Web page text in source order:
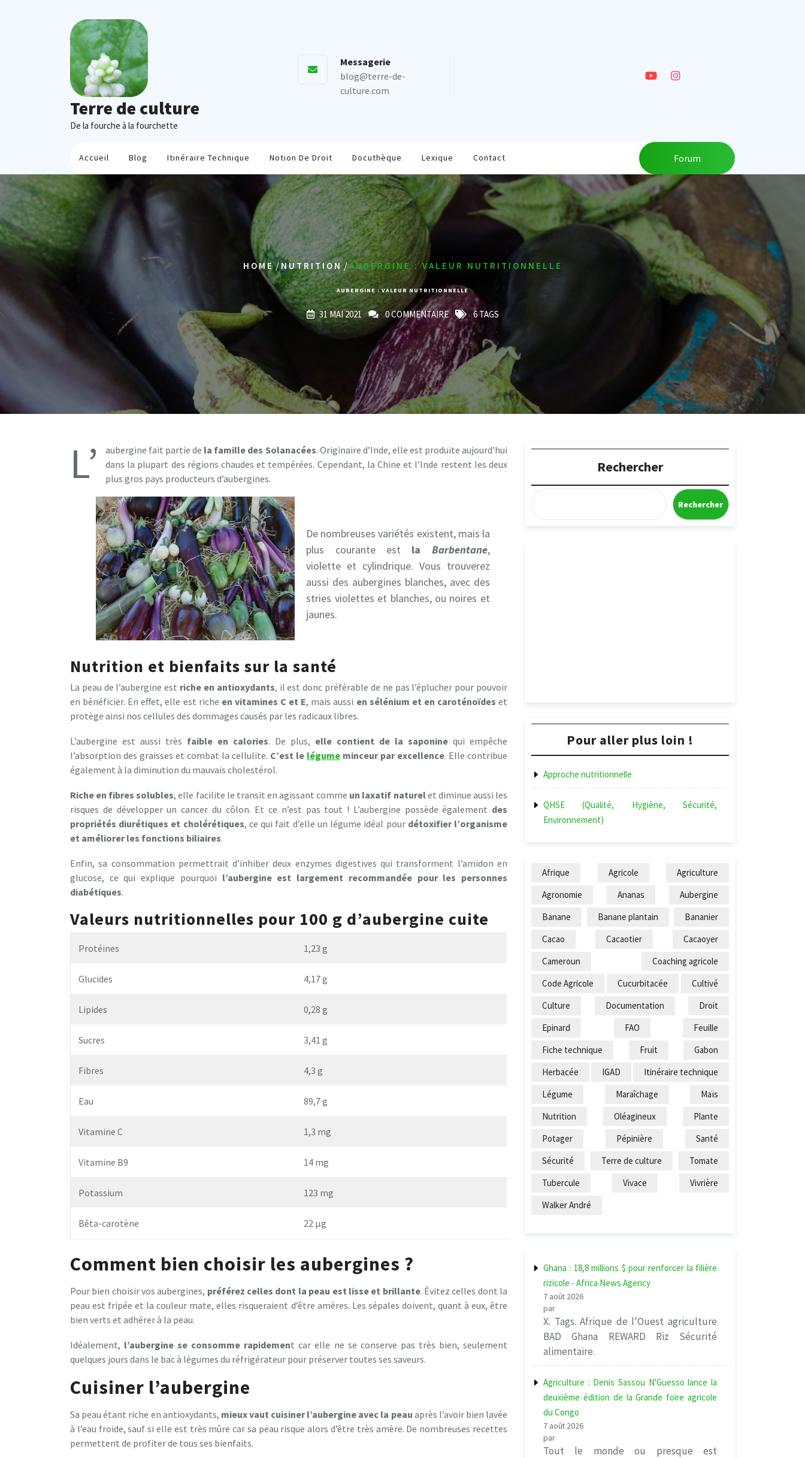
Terre de culture
De la fourche à la fourchette
Messagerie
blog@terre-de-
culture.com
Accueil Blog Itinéraire Technique Notion De Droit Docuthèque Lexique Contact Forum
HOME/NUTRITION/AUBERGINE : VALEUR NUTRITIONNELLE
AUBERGINE : VALEUR NUTRITIONNELLE
31 MAI 2021 0 COMMENTAIRE 6 TAGS
L’ aubergine fait partie de la famille des Solanacées. Originaire d’Inde, elle est produite aujourd’hui
dans la plupart des régions chaudes et tempérées. Cependant, la Chine et l’Inde restent les deux
plus gros pays producteurs d’aubergines.
De nombreuses variétés existent, mais la
plus courante est la Barbentane,
violette et cylindrique. Vous trouverez
aussi des aubergines blanches, avec des
stries violettes et blanches, ou noires et
jaunes.
Nutrition et bienfaits sur la santé
La peau de l’aubergine est riche en antioxydants, il est donc préférable de ne pas l’éplucher pour pouvoir
en bénéficier. En effet, elle est riche en vitamines C et E, mais aussi en sélénium et en caroténoïdes et
protège ainsi nos cellules des dommages causés par les radicaux libres.
L’aubergine est aussi très faible en calories. De plus, elle contient de la saponine qui empêche
l’absorption des graisses et combat la cellulite. C’est le légume minceur par excellence. Elle contribue
également à la diminution du mauvais cholestérol.
Riche en fibres solubles, elle facilite le transit en agissant comme un laxatif naturelet diminue aussi les
risques de développer un cancer du côlon. Et ce n’est pas tout ! L’aubergine possède également des
propriétés diurétiques et cholérétiques, ce qui fait d’elle un légume idéal pour détoxifier l’organisme
et améliorer les fonctions biliaires.
Enfin, sa consommation permettrait d’inhiber deux enzymes digestives qui transforment l’amidon en
glucose, ce qui explique pourquoi l’aubergine est largement recommandée pour les personnes
diabétiques.
Valeurs nutritionnelles pour 100 g d’aubergine cuite
Protéines 1,23 g
Glucides 4,17 g
Lipides 0,28 g
Sucres 3,41 g
Fibres 4,3 g
Eau 89,7 g
Vitamine C 1,3 mg
Vitamine B9 14 mg
Potassium 123 mg
Bêta-carotène 22 µg
Comment bien choisir les aubergines ?
Pour bien choisir vos aubergines, préférez celles dont la peau est lisse et brillante. Évitez celles dont la
peau est fripée et la couleur mate, elles risqueraient d’être amères. Les sépales doivent, quant à eux, être
bien verts et adhérer à la peau.
Idéalement, l’aubergine se consomme rapidement car elle ne se conserve pas très bien, seulement
quelques jours dans le bac à légumes du réfrigérateur pour préserver toutes ses saveurs.
Cuisiner l’aubergine
Sa peau étant riche en antioxydants, mieux vaut cuisiner l’aubergine avec la peau après l’avoir bien lavée
à l’eau froide, sauf si elle est très mûre car sa peau risque alors d’être très amère. De nombreuses recettes
permettent de profiter de tous ses bienfaits.
Rechercher
Rechercher
Pour aller plus loin !
Approche nutritionnelle
QHSE (Qualité, Hygiène, Sécurité,
Environnement)
Afrique Agricole
Agriculture
Agronomie
Ananas
Aubergine
Banane
Banane plantain
Bananier
Cacao
Cacaotier
Cacaoyer
Cameroun
Coaching agricole
Code Agricole
Cucurbitacée
Cultivé
Culture
Documentation
Droit
Epinard
FAO
Feuille
Fiche technique
Fruit
Gabon
Herbacée
IGAD
Itinéraire technique
Légume
Maraîchage
Maïs
Nutrition
Oléagineux
Plante
Potager
Pépinière
Santé
Sécurité
Terre de culture
Tomate
Tubercule
Vivace
Vivrière
Walker André
Ghana : 18,8 millions $ pour renforcer la filière
rizicole - Africa News Agency
7 août 2026
par
X. Tags. Afrique de l'Ouest agriculture
BAD Ghana REWARD Riz Sécurité
alimentaire.
Agriculture : Denis Sassou N'Guesso lance la
deuxième édition de la Grande foire agricole
du Congo
7 août 2026
par
Tout le monde ou presque est